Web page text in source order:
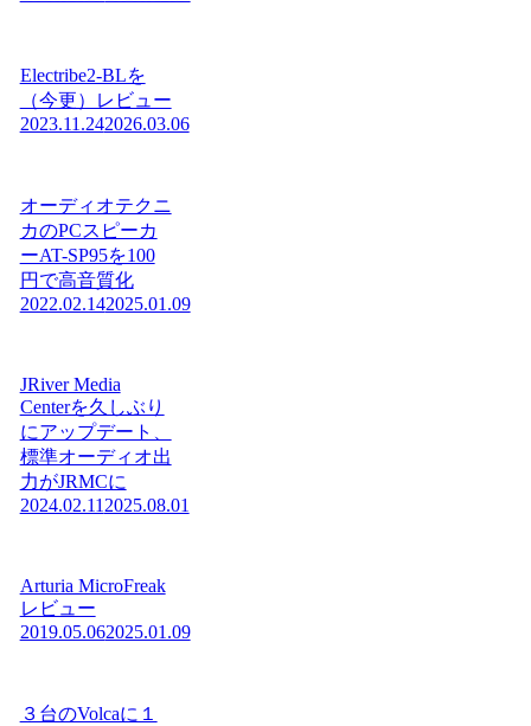
Electribe2-BLを
（今更）レビュー
2023.11.242026.03.06
オーディオテクニ
カのPCスピーカ
ーAT-SP95を100
円で高音質化
2022.02.142025.01.09
JRiver Media
Centerを久しぶり
にアップデート、
標準オーディオ出
力がJRMCに
2024.02.11 2025.08.01
Arturia MicroFreak
レビュー
2019.05.062025.01.09
３台のVolcaに１